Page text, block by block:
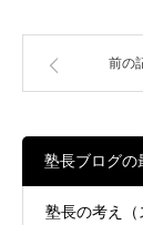
前の
塾長ブログの
塾長の考え（